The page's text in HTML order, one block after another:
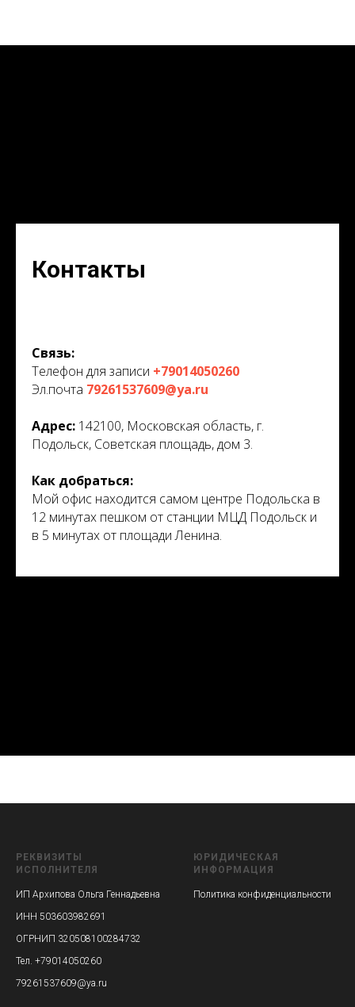
Контакты
Связь:
Телефон для записи +79014050260
Эл.почта 79261537609@ya.ru
Адрес: 142100, Московская область, г.
Подольск, Советская площадь, дом 3.
Как добраться:
Мой офис находится самом центре Подольска в
12 минутах пешком от станции МЦД Подольск и
в 5 минутах от площади Ленина.
РЕКВИЗИТЫ
ИСПОЛНИТЕЛЯ
ИП Архипова Ольга Геннадьевна
ИНН 503603982691
ОГРНИП 320508100284732
Тел. +79014050260
79261537609@ya.ru
ЮРИДИЧЕСКАЯ
ИНФОРМАЦИЯ
Политика конфиденциальности